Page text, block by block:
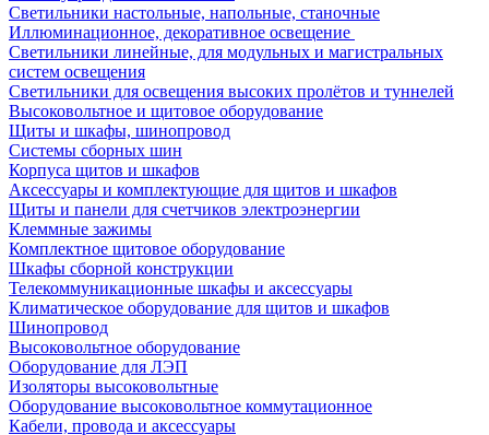
Светильники настольные, напольные, станочные
Иллюминационное, декоративное освещение
Светильники линейные, для модульных и магистральных
систем освещения
Светильники для освещения высоких пролётов и туннелей
Высоковольтное и щитовое оборудование
Щиты и шкафы, шинопровод
Системы сборных шин
Корпуса щитов и шкафов
Аксессуары и комплектующие для щитов и шкафов
Щиты и панели для счетчиков электроэнергии
Клеммные зажимы
Комплектное щитовое оборудование
Шкафы сборной конструкции
Телекоммуникационные шкафы и аксессуары
Климатическое оборудование для щитов и шкафов
Шинопровод
Высоковольтное оборудование
Оборудование для ЛЭП
Изоляторы высоковольтные
Оборудование высоковольтное коммутационное
Кабели, провода и аксессуары